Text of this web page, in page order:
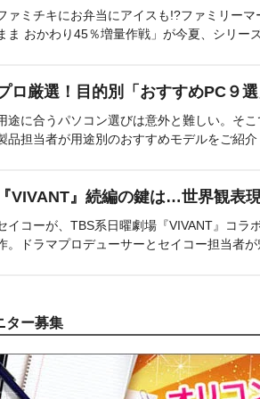
ァミチキにお弁当にアイスも!?ファミリー
ま おかわり45％増量作戦」が今夏、シリー
ロ厳選！目的別「おすすめPC９選
途に合うパソコン選びは意外と難しい。そ
品担当者が用途別のおすすめモデルをご紹介
『VIVANT』続編の鍵は…世界観表
イコーが、TBS系日曜劇場『VIVANT』コラ
。ドラマプロデューサーとセイコー担当者が
ター募集